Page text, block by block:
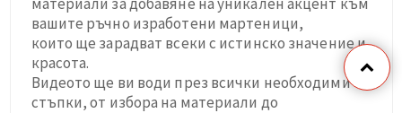
вашите ръчно изработени мартеници,
които ще зарадват всеки с истинско значение и
красота.
Видеото ще ви води през всички необходими
стъпки, от избора на материали до